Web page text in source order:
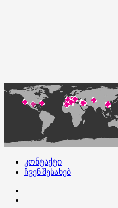
კონტაქტი
ჩვენ შესახებ